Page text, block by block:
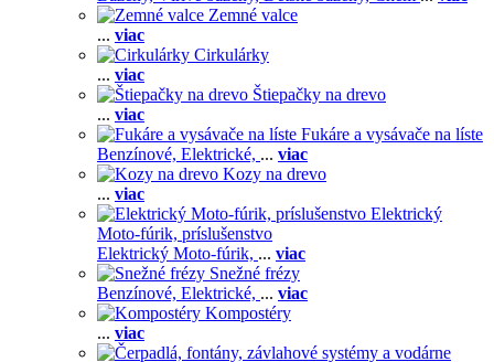
Zemné valce
... viac
Cirkulárky
... viac
Štiepačky na drevo
... viac
Fukáre a vysávače na líste
Benzínové, Elektrické, ... viac
Kozy na drevo
... viac
Elektrický
Moto-fúrik, príslušenstvo
Elektrický Moto-fúrik, ... viac
Snežné frézy
Benzínové, Elektrické, ... viac
Kompostéry
... viac